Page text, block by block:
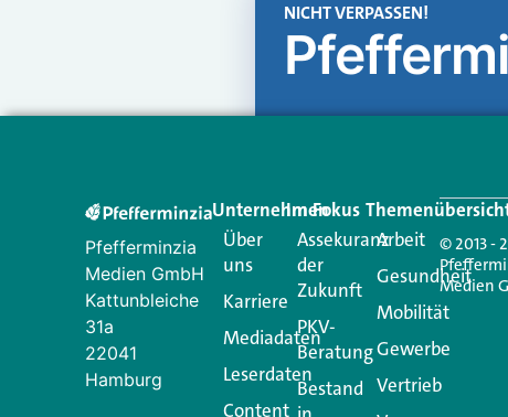
NICHT VERPASSEN!
Pfefferminzia
Medien GmbH
Kattunbleiche
31a
22041
Hamburg
Unternehmen
Über
uns
Karriere
Mediadaten
Leserdaten
Content
Im Fokus
Assekuranz
der
Zukunft
PKV-
Beratung
Bestand
Arbeit
Gesundheit
Mobilität
Gewerbe
Vertrieb
© 2013 -
Medien